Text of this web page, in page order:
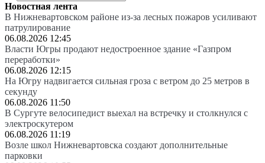
Новостная лента
В Нижневартовском районе из-за лесных пожаров усиливают
патрулирование
06.08.2026 12:45
Власти Югры продают недостроенное здание «Газпром
переработки»
06.08.2026 12:15
На Югру надвигается сильная гроза с ветром до 25 метров в
секунду
06.08.2026 11:50
В Сургуте велосипедист выехал на встречку и столкнулся с
электроскутером
06.08.2026 11:19
Возле школ Нижневартовска создают дополнительные
парковки